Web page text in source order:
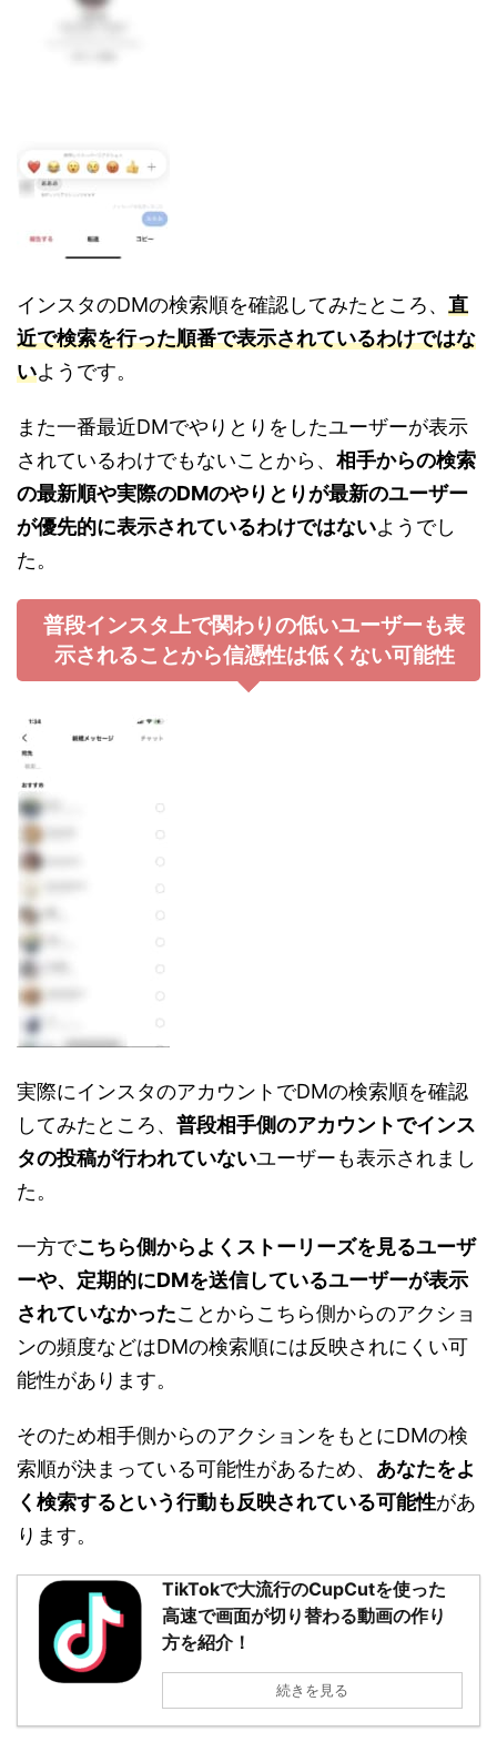
インスタのDMの検索順を確認してみたところ、 直
近で検索を行った順番で表示されているわけではな
いようです。
また一番最近DMでやりとりをしたユーザーが表示
されているわけでもないことから、 相手からの検索
の最新順や実際のDMのやりとりが最新のユーザー
が優先的に表示されているわけではないようでし
た。
普段インスタ上で関わりの低いユーザーも表
示されることから信憑性は低くない可能性
実際にインスタのアカウントでDMの検索順を確認
してみたところ、 普段相手側のアカウントでインス
タの投稿が行われていないユーザーも表示されまし
た。
一方でこちら側からよくストーリーズを見るユーザ
ーや、定期的にDMを送信しているユーザーが表示
されていなかったことからこちら側からのアクショ
ンの頻度などはDMの検索順には反映されにくい可
能性があります。
そのため相手側からのアクションをもとにDMの検
索順が決まっている可能性があるため、 あなたをよ
く検索するという行動も反映されている可能性があ
ります。
TikTokで大流行のCupCutを使った
高速で画面が切り替わる動画の作り
方を紹介！
続きを見る